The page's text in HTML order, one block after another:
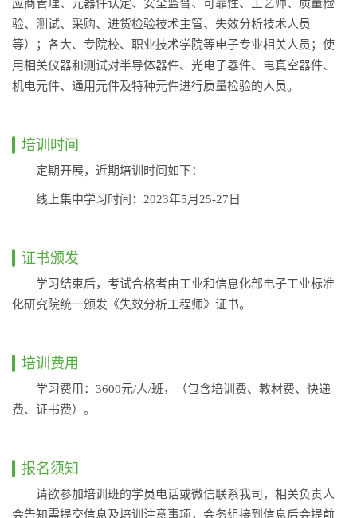
应商管理、元器件认定、安全监督、可靠性、工艺师、质量检
验、测试、采购、进货检验技术主管、失效分析技术人员
等）；各大、专院校、职业技术学院等电子专业相关人员；使
用相关仪器和测试对半导体器件、光电子器件、电真空器件、
机电元件、通用元件及特种元件进行质量检验的人员。
培训时间
定期开展，近期培训时间如下：
线上集中学习时间：2023年5月25-27日
证书颁发
学习结束后，考试合格者由工业和信息化部电子工业标准
化研究院统一颁发《失效分析工程师》证书。
培训费用
学习费用：3600元/人/班，（包含培训费、教材费、快递
费、证书费）。
报名须知
请欲参加培训班的学员电话或微信联系我司，相关负责人
会告知需提交信息及培训注意事项，会务组接到信息后会提前